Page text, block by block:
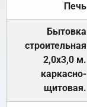
Печь
Бытовка
строительная
2,0х3,0 м.
каркасно-
щитовая.